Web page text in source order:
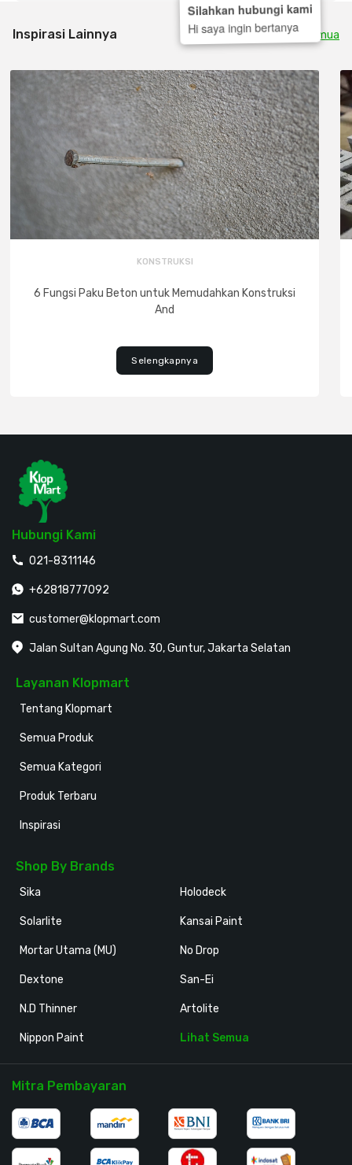
Inspirasi Lainnya Lihat Semua
KONSTRUKSI
6 Fungsi Paku Beton untuk Memudahkan Konstruksi
And
Selengkapnya
Hubungi Kami
021-8311146
+62818777092
customer@klopmart.com
Jalan Sultan Agung No. 30, Guntur, Jakarta Selatan
Layanan Klopmart
Tentang Klopmart
Semua Produk
Semua Kategori
Produk Terbaru
Inspirasi
Shop By Brands
Sika
Solarlite
Mortar Utama (MU)
Dextone
N.D Thinner
Nippon Paint
Holodeck
Kansai Paint
No Drop
San-Ei
Artolite
Lihat Semua
Mitra Pembayaran
Silahkan hubungi kami
Hi saya ingin bertanya